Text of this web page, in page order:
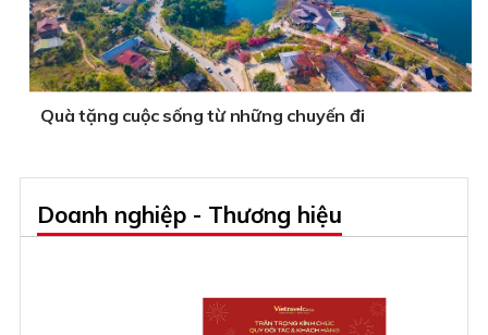
Quà tặng cuộc sống từ những chuyến đi
Doanh nghiệp - Thương hiệu